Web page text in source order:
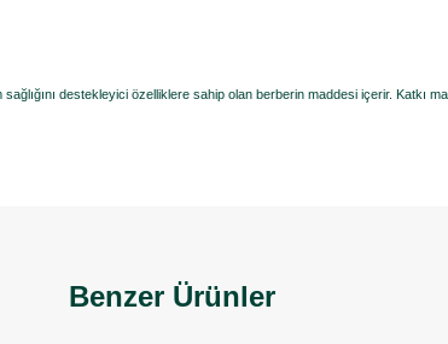
destekleyici özelliklere sahip olan berberin maddesi içerir. Katkı
Benzer Ürünler